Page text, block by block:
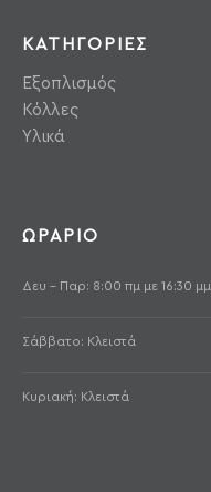
ΚΑΤΗΓΟΡΙΕΣ
Εξοπλισμός
Κόλλες
Υλικά
ΩΡΑΡΙΟ
Δευ - Παρ: 8:00 πμ με 16:30 μμ
Σάββατο: Κλειστά
Κυριακή: Κλειστά